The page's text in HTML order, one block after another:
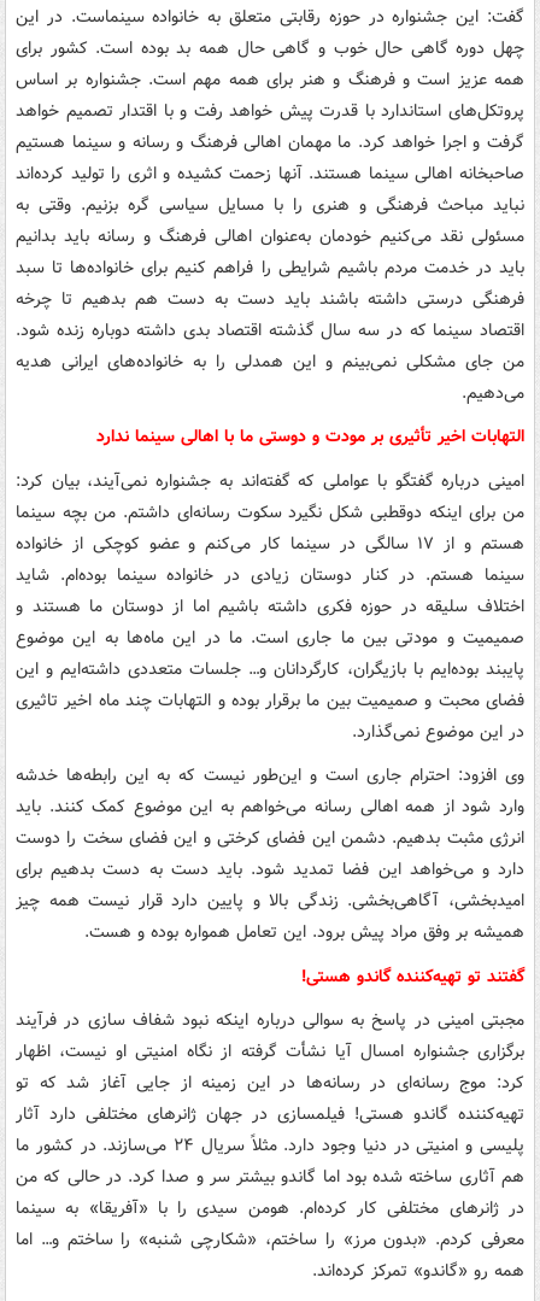
گفت: این جشنواره در حوزه رقابتی متعلق به خانواده سینماست. در این
چهل دوره گاهی حال خوب و گاهی حال همه بد بوده است. کشور برای
همه عزیز است و فرهنگ و هنر برای همه مهم است. جشنواره بر اساس
پروتکل‌های استاندارد با قدرت پیش خواهد رفت و با اقتدار تصمیم خواهد
گرفت و اجرا خواهد کرد. ما مهمان اهالی فرهنگ و رسانه و سینما هستیم
صاحبخانه اهالی سینما هستند. آنها زحمت کشیده و اثری را تولید کرده‌اند
نباید مباحث فرهنگی و هنری را با مسایل سیاسی گره بزنیم. وقتی به
مسئولی نقد می‌کنیم خودمان به‌عنوان اهالی فرهنگ و رسانه باید بدانیم
باید در خدمت مردم باشیم شرایطی را فراهم کنیم برای خانواده‌ها تا سبد
فرهنگی درستی داشته باشند باید دست به دست هم بدهیم تا چرخه
اقتصاد سینما که در سه سال گذشته اقتصاد بدی داشته دوباره زنده شود.
من جای مشکلی نمی‌بینم و این همدلی را به خانواده‌های ایرانی هدیه
می‌دهیم.
التهابات اخیر تأثیری بر مودت و دوستی ما با اهالی سینما ندارد
امینی درباره گفتگو با عواملی که گفته‌اند به جشنواره نمی‌آیند، بیان کرد:
من برای اینکه دوقطبی شکل نگیرد سکوت رسانه‌ای داشتم. من بچه سینما
هستم و از ۱۷ سالگی در سینما کار می‌کنم و عضو کوچکی از خانواده
سینما هستم. در کنار دوستان زیادی در خانواده سینما بوده‌ام. شاید
اختلاف سلیقه در حوزه فکری داشته باشیم اما از دوستان ما هستند و
صمیمیت و مودتی بین ما جاری است. ما در این ماه‌ها به این موضوع
پایبند بوده‌ایم با بازیگران، کارگردانان و… جلسات متعددی داشته‌ایم و این
فضای محبت و صمیمیت بین ما برقرار بوده و التهابات چند ماه اخیر تاثیری
در این موضوع نمی‌گذارد.
وی افزود: احترام جاری است و این‌طور نیست که به این رابطه‌ها خدشه
وارد شود از همه اهالی رسانه می‌خواهم به این موضوع کمک کنند. باید
انرژی مثبت بدهیم. دشمن این فضای کرختی و این فضای سخت را دوست
دارد و می‌خواهد این فضا تمدید شود. باید دست به دست بدهیم برای
امیدبخشی، آگاهی‌بخشی. زندگی بالا و پایین دارد قرار نیست همه چیز
همیشه بر وفق مراد پیش برود. این تعامل همواره بوده و هست.
گفتند تو تهیه‌کننده گاندو هستی!
مجبتی امینی در پاسخ به سوالی درباره اینکه نبود شفاف سازی در فرآیند
برگزاری جشنواره امسال آیا نشأت گرفته از نگاه امنیتی او نیست، اظهار
کرد: موج رسانه‌ای در رسانه‌ها در این زمینه از جایی آغاز شد که تو
تهیه‌کننده گاندو هستی! فیلمسازی در جهان ژانرهای مختلفی دارد آثار
پلیسی و امنیتی در دنیا وجود دارد. مثلاً سریال ۲۴ می‌سازند. در کشور ما
هم آثاری ساخته شده بود اما گاندو بیشتر سر و صدا کرد. در حالی که من
در ژانرهای مختلفی کار کرده‌ام. هومن سیدی را با «آفریقا» به سینما
معرفی کردم. «بدون مرز» را ساختم، «شکارچی شنبه» را ساختم و… اما
همه رو «گاندو» تمرکز کرده‌اند.